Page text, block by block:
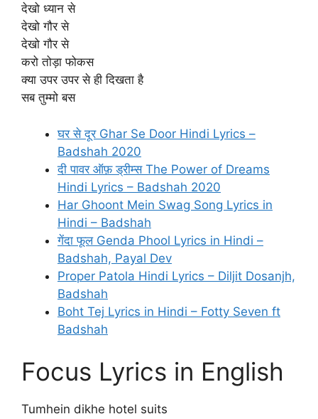
देखो ध्यान से
देखो गौर से
देखो गौर से
करो तोड़ा फोकस
क्या उपर उपर से ही दिखता है
सब तुम्मो बस
घर से दूर Ghar Se Door Hindi Lyrics –
Badshah 2020
दी पावर ऑफ़ ड्रीम्स The Power of Dreams
Hindi Lyrics – Badshah 2020
Har Ghoont Mein Swag Song Lyrics in
Hindi – Badshah
गेंदा फूल Genda Phool Lyrics in Hindi –
Badshah, Payal Dev
Proper Patola Hindi Lyrics – Diljit Dosanjh,
Badshah
Boht Tej Lyrics in Hindi – Fotty Seven ft
Badshah
Focus Lyrics in English
Tumhein dikhe hotel suits